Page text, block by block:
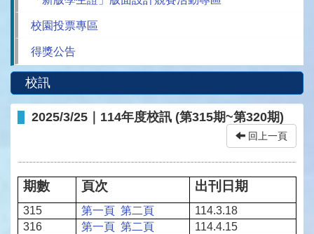
校園投票專區
得獎公告
校訊
2025/3/25｜114年度校訊 (第315期~第320期)
回上一頁
期數 頁次 出刊日期
315 第一頁 第二頁
114.3.18
316
第一頁 第二頁
114.4.15